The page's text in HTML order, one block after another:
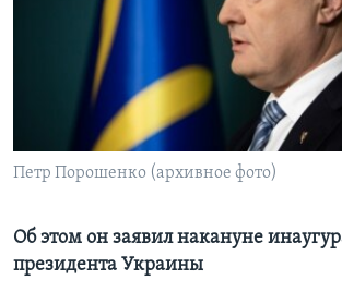
Learning English
СОЦИАЛЬНЫЕ СЕТИ
Петр Порошенко (архивное фото)
Об этом он заявил накануне
президента Украины